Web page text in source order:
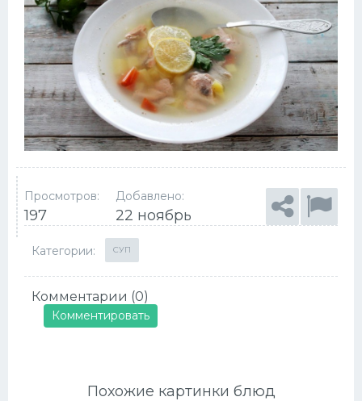
Просмотров:
197
Добавлено:
22 ноябрь
Категории: СУП
Комментарии (0)
Комментировать
Похожие картинки блюд